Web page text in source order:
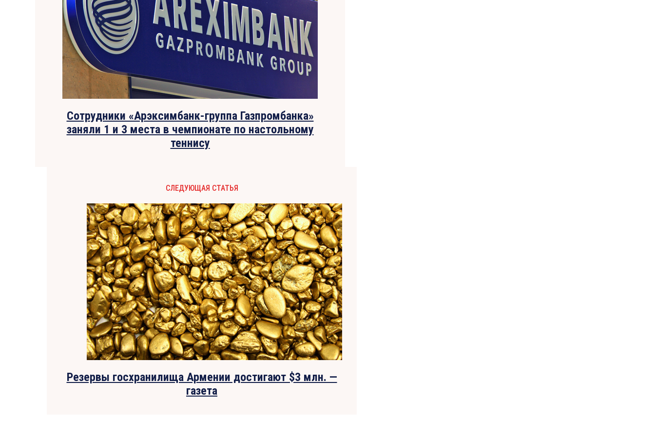
Сотрудники «Арэксимбанк-группа Газпромбанка»
заняли 1 и 3 места в чемпионате по настольному
теннису
СЛЕДУЮЩАЯ СТАТЬЯ
Резервы госхранилища Армении достигают $3 млн. —
газета